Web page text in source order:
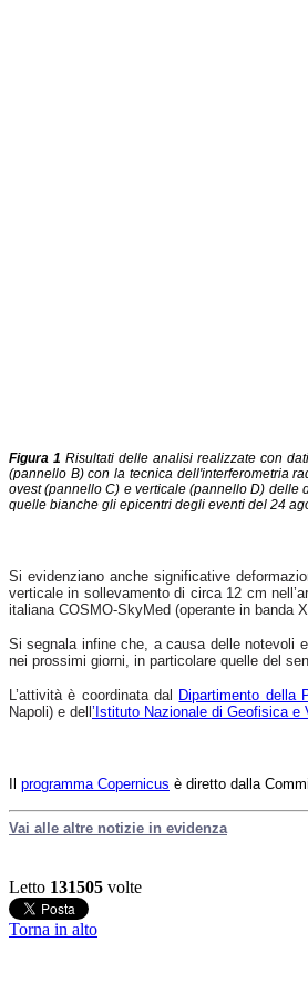
Figura 1 Risultati delle analisi realizzate con
(pannello B) con la tecnica dell'interferometria
ovest (pannello C) e verticale (pannello D) delle
quelle bianche gli epicentri degli eventi del 24
Si evidenziano anche significative
verticale in sollevamento di circa 12 cm
italiana COSMO-SkyMed (operante in banda
Si segnala infine che, a causa delle notevoli
nei prossimi giorni, in particolare quelle del
L’attività è coordinata dal Dipartimento della
Napoli) e dell ’Istituto Nazionale di Geofisica e
programma Copernicus è diretto dalla
Vai alle altre notizie in evidenza
Letto 131505 volte
Torna in alto